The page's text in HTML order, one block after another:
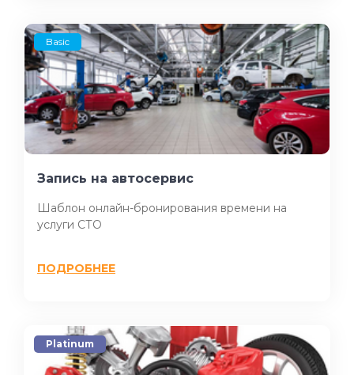
Basic
Запись на автосервис
Шаблон онлайн-бронирования времени на
услуги СТО
ПОДРОБНЕЕ
Platinum